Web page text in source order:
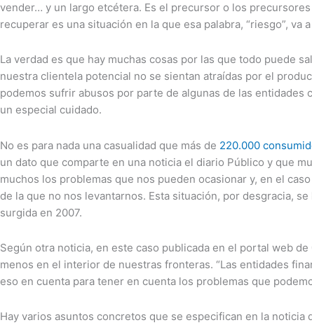
vender… y un largo etcétera. Es el precursor o los
recuperar es una situación en la que esa palabra, “riesgo”, va
La verdad es que hay muchas cosas por las que todo puede
nuestra clientela potencial no se sientan atraídas por el
podemos sufrir abusos por parte de algunas de las
un especial cuidado.
No es para nada una casualidad que más de 220.000
un dato que comparte en una noticia el diario Público y que
muchos los problemas que nos pueden ocasionar y, en el
de la que no nos levantarnos. Esta situación, por desgracia,
surgida en 2007.
Según otra noticia, en este caso publicada en el portal web de
menos en el interior de nuestras fronteras. “Las entidades
eso en cuenta para tener en cuenta los problemas que
Hay varios asuntos concretos que se especifican en la noticia